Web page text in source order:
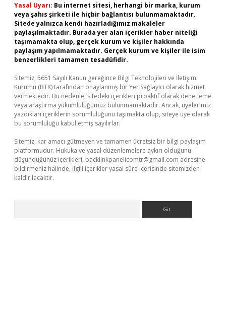
Yasal Uyarı: Bu internet sitesi, herhangi bir marka, kurum
veya şahıs şirketi ile hiçbir bağlantısı bulunmamaktadır.
Sitede yalnızca kendi hazırladığımız makaleler
paylaşılmaktadır. Burada yer alan içerikler haber niteliği
taşımamakta olup, gerçek kurum ve kişiler hakkında
paylaşım yapılmamaktadır. Gerçek kurum ve kişiler ile isim
benzerlikleri tamamen tesadüfidir.
Sitemiz, 5651 Sayılı Kanun gereğince Bilgi Teknolojileri ve İletişim
Kurumu (BTK) tarafından onaylanmış bir Yer Sağlayıcı olarak hizmet
vermektedir. Bu nedenle, sitedeki içerikleri proaktif olarak denetleme
veya araştırma yükümlülüğümüz bulunmamaktadır. Ancak, üyelerimiz
yazdıkları içeriklerin sorumluluğunu taşımakta olup, siteye üye olarak
bu sorumluluğu kabul etmiş sayılırlar.
Sitemiz, kar amacı gütmeyen ve tamamen ücretsiz bir bilgi paylaşım
platformudur. Hukuka ve yasal düzenlemelere aykırı olduğunu
düşündüğünüz içerikleri, backlinkpanelicomtr@gmail.com adresine
bildirmeniz halinde, ilgili içerikler yasal süre içerisinde sitemizden
kaldırılacaktır.